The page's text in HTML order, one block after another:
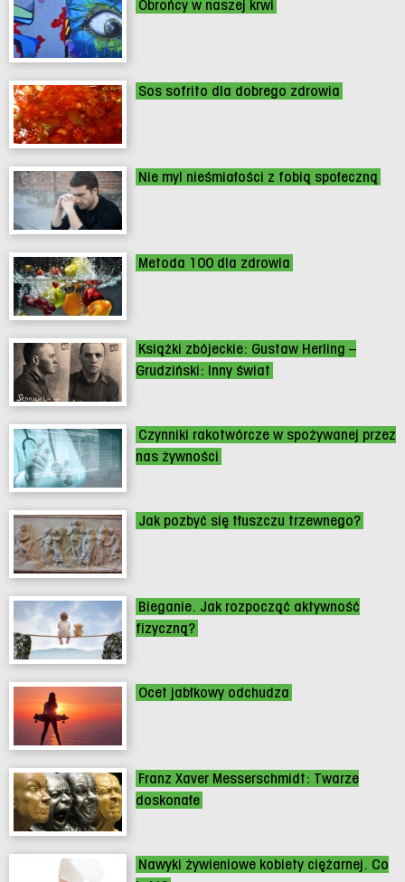
Obrońcy w naszej krwi
Sos sofrito dla dobrego zdrowia
Nie myl nieśmiałości z fobią społeczną
Metoda 100 dla zdrowia
Książki zbójeckie: Gustaw Herling –
Grudziński: Inny świat
Czynniki rakotwórcze w spożywanej przez
nas żywności
Jak pozbyć się tłuszczu trzewnego?
Bieganie. Jak rozpocząć aktywność
fizyczną?
Ocet jabłkowy odchudza
Franz Xaver Messerschmidt: Twarze
doskonałe
Nawyki żywieniowe kobiety ciężarnej. Co